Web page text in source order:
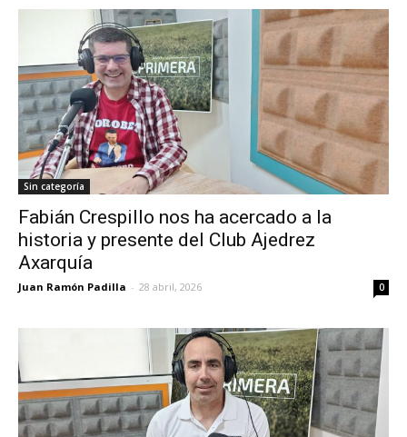
Sin categoría
Fabián Crespillo nos ha acercado a la
historia y presente del Club Ajedrez
Axarquía
Juan Ramón Padilla - 28 abril, 2026 0